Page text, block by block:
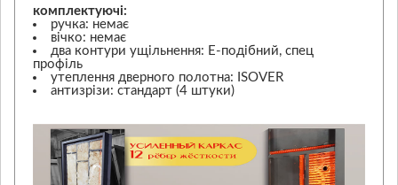
комплектуючі:
ручка: немає
вічко: немає
два контури ущільнення: Е-подібний, спец
профіль
утеплення дверного полотна: ISOVER
антизрізи: стандарт (4 штуки)